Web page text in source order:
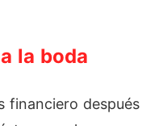
la boda
financiero